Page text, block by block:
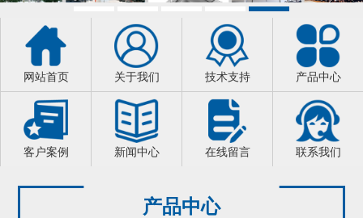
网站首页 关于我们 技术支持 产品中心
客户案例 新闻中心 在线留言 联系我们
产品中心